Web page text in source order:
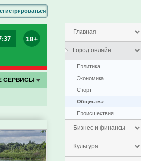
Главная
Город онлайн
Политика
Экономика
Спорт
Общество
Проиcшествия
Бизнес и финансы
Культура
:37 18+
СЕРВИСЫ